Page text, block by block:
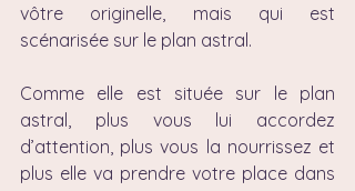
vôtre originelle, mais qui est
scénarisée sur le plan astral.
Comme elle est située sur le plan
astral, plus vous lui accordez
d’attention, plus vous la nourrissez et
plus elle va prendre votre place dans